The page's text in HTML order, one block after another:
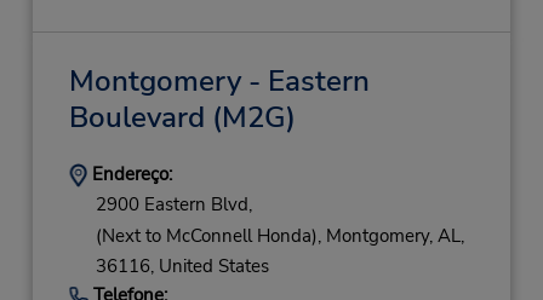
Montgomery - Eastern
Boulevard (M2G)
Endereço:
2900 Eastern Blvd,
(Next to McConnell Honda), Montgomery, AL,
36116, United States